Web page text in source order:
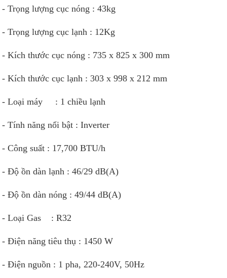
- Trọng lượng cục nóng : 43kg
- Trọng lượng cục lạnh : 12Kg
- Kích thước cục nóng : 735 x 825 x 300 mm
- Kích thước cục lạnh : 303 x 998 x 212 mm
- Loại máy : 1 chiều lạnh
- Tính năng nổi bật : Inverter
- Công suất : 17,700 BTU/h
- Độ ồn dàn lạnh : 46/29 dB(A)
- Độ ồn dàn nóng : 49/44 dB(A)
- Loại Gas : R32
- Điện năng tiêu thụ : 1450 W
- Điện nguồn : 1 pha, 220-240V, 50Hz